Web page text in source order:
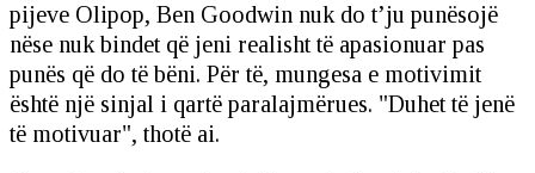
pijeve Olipop, Ben Goodwin nuk do t’ju punësojë
nëse nuk bindet që jeni realisht të apasionuar pas
punës që do të bëni. Për të, mungesa e motivimit
është një sinjal i qartë paralajmërues. "Duhet të jenë
të motivuar", thotë ai.